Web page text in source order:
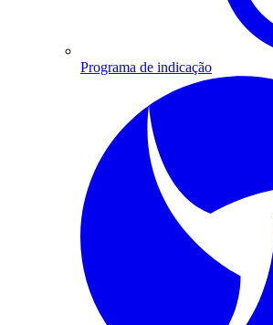
Programa de indicação